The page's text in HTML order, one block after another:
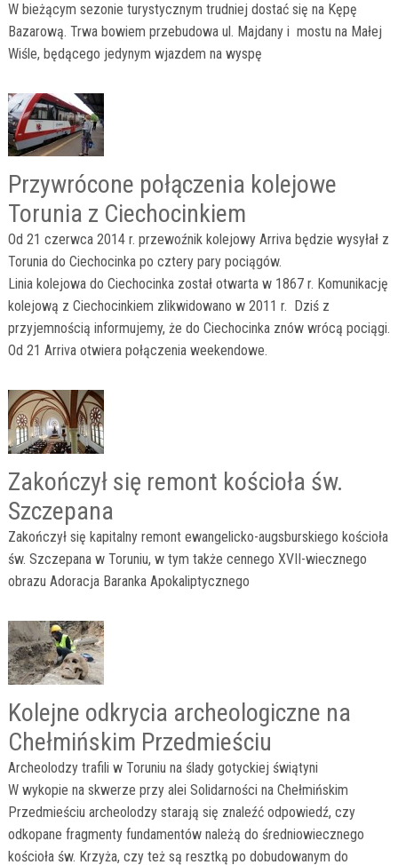
W bieżącym sezonie turystycznym trudniej dostać się na Kępę
Bazarową. Trwa bowiem przebudowa ul. Majdany i mostu na Małej
Wiśle, będącego jedynym wjazdem na wyspę
Przywrócone połączenia kolejowe
Torunia z Ciechocinkiem
Od 21 czerwca 2014 r. przewoźnik kolejowy Arriva będzie wysyłał z
Torunia do Ciechocinka po cztery pary pociągów.
Linia kolejowa do Ciechocinka został otwarta w 1867 r. Komunikację
kolejową z Ciechocinkiem zlikwidowano w 2011 r. Dziś z
przyjemnością informujemy, że do Ciechocinka znów wrócą pociągi.
Od 21 Arriva otwiera połączenia weekendowe.
Zakończył się remont kościoła św.
Szczepana
Zakończył się kapitalny remont ewangelicko-augsburskiego kościoła
św. Szczepana w Toruniu, w tym także cennego XVII-wiecznego
obrazu Adoracja Baranka Apokaliptycznego
Kolejne odkrycia archeologiczne na
Chełmińskim Przedmieściu
Archeolodzy trafili w Toruniu na ślady gotyckiej świątyni
W wykopie na skwerze przy alei Solidarności na Chełmińskim
Przedmieściu archeolodzy starają się znaleźć odpowiedź, czy
odkopane fragmenty fundamentów należą do średniowiecznego
kościoła św. Krzyża, czy też są resztką po dobudowanym do